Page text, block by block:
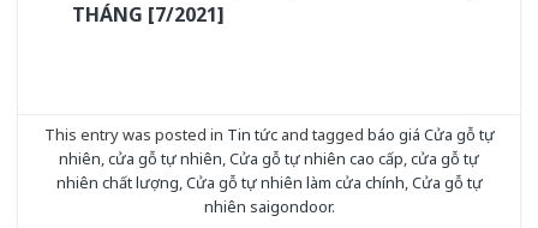
THÁNG [7/2021]
This entry was posted in Tin tứcand tagged báo giá Cửa gỗ tự
nhiên,cửa gỗ tự nhiên,Cửa gỗ tự nhiên cao cấp,cửa gỗ tự
nhiên chất lượng,Cửa gỗ tự nhiên làm cửa chính,Cửa gỗ tự
nhiên saigondoor.